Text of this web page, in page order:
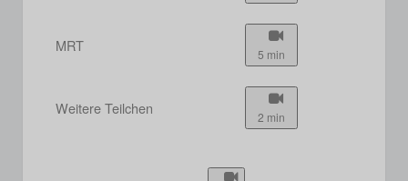
MRT 5 min
Weitere Teilchen 2 min